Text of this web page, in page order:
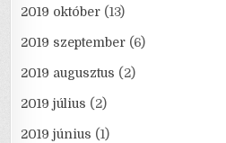
2019 október (13)
2019 szeptember (6)
2019 augusztus (2)
2019 július (2)
2019 június (1)